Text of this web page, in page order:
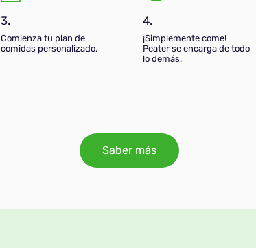
3.
Comienza tu plan de
comidas personalizado.
4.
¡Simplemente come!
Peater se encarga de todo
lo demás.
Saber más